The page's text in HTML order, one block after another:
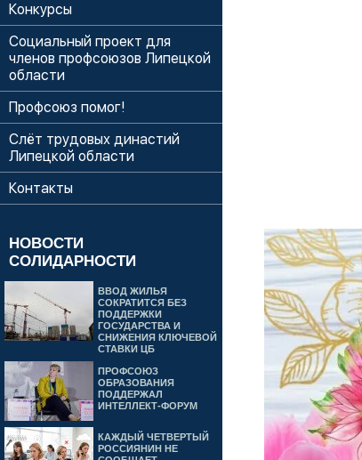
Конкурсы
Социальный проект для
членов профсоюзов Липецкой
области
Профсоюз помог!
Слёт трудовых династий
Липецкой области
Контакты
НОВОСТИ
СОЛИДАРНОСТИ
ВВОД ЖИЛЬЯ
СОКРАТИТСЯ БЕЗ
ПОДДЕРЖКИ
ГОСУДАРСТВА И
СНИЖЕНИЯ КЛЮЧЕВОЙ
СТАВКИ ЦБ
ПРОФСОЮЗ
ОБРАЗОВАНИЯ
ПОДДЕРЖАЛ
ИНТЕЛЛЕКТ-ФОРУМ
КАЖДЫЙ ЧЕТВЕРТЫЙ
РОССИЯНИН НЕ